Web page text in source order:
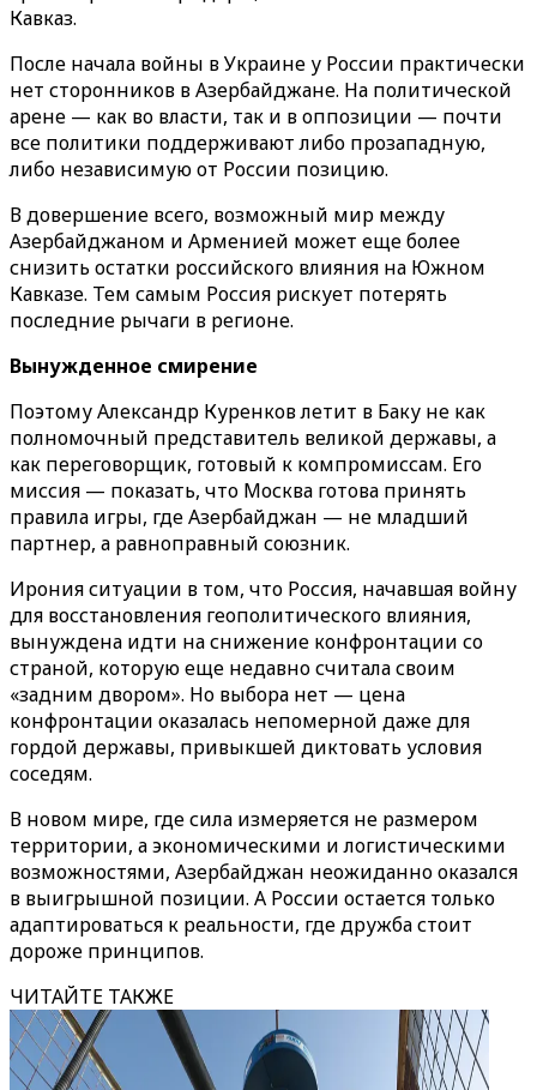
Кавказ.
После начала войны в Украине у России практически
нет сторонников в Азербайджане. На политической
арене — как во власти, так и в оппозиции — почти
все политики поддерживают либо прозападную,
либо независимую от России позицию.
В довершение всего, возможный мир между
Азербайджаном и Арменией может еще более
снизить остатки российского влияния на Южном
Кавказе. Тем самым Россия рискует потерять
последние рычаги в регионе.
Вынужденное смирение
Поэтому Александр Куренков летит в Баку не как
полномочный представитель великой державы, а
как переговорщик, готовый к компромиссам. Его
миссия — показать, что Москва готова принять
правила игры, где Азербайджан — не младший
партнер, а равноправный союзник.
Ирония ситуации в том, что Россия, начавшая войну
для восстановления геополитического влияния,
вынуждена идти на снижение конфронтации со
страной, которую еще недавно считала своим
«задним двором». Но выбора нет — цена
конфронтации оказалась непомерной даже для
гордой державы, привыкшей диктовать условия
соседям.
В новом мире, где сила измеряется не размером
территории, а экономическими и логистическими
возможностями, Азербайджан неожиданно оказался
в выигрышной позиции. А России остается только
адаптироваться к реальности, где дружба стоит
дороже принципов.
ЧИТАЙТЕ ТАКЖЕ